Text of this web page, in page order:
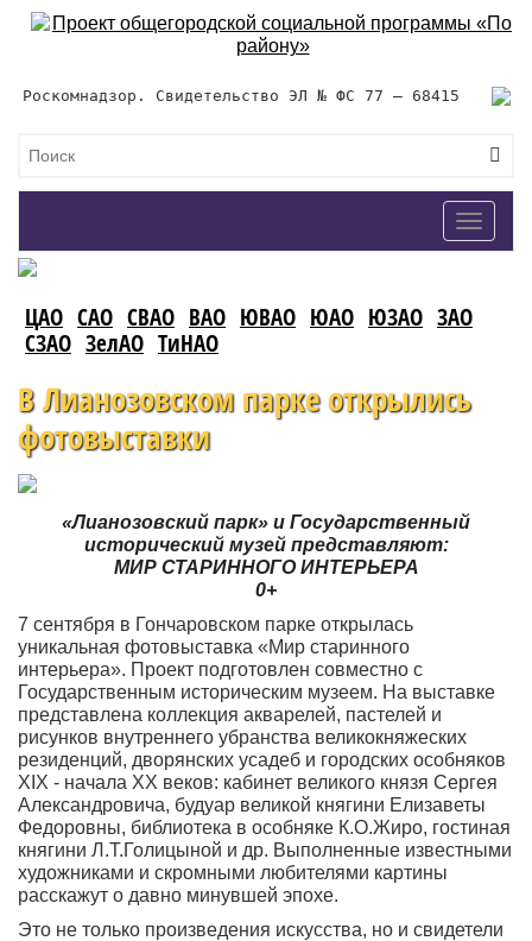
Роскомнадзор. Свидетельство ЭЛ № ФС 77 – 68415
Toggle
ЦАО САО СВАО ВАО ЮВАО ЮАО ЮЗАО ЗАО
СЗАО ЗелАО ТиНАО
В Лианозовском парке открылись
фотовыставки
«Лианозовский парк» и Государственный
исторический музей представляют:
МИР СТАРИННОГО ИНТЕРЬЕРА
0+
7 сентября в Гончаровском парке открылась
уникальная фотовыставка «Мир старинного
интерьера». Проект подготовлен совместно с
Государственным историческим музеем. На выставке
представлена коллекция акварелей, пастелей и
рисунков внутреннего убранства великокняжеских
резиденций, дворянских усадеб и городских особняков
XIX - начала XX веков: кабинет великого князя Сергея
Александровича, будуар великой княгини Елизаветы
Федоровны, библиотека в особняке К.О.Жиро, гостиная
княгини Л.Т.Голицыной и др. Выполненные известными
художниками и скромными любителями картины
расскажут о давно минувшей эпохе.
Это не только произведения искусства, но и свидетели